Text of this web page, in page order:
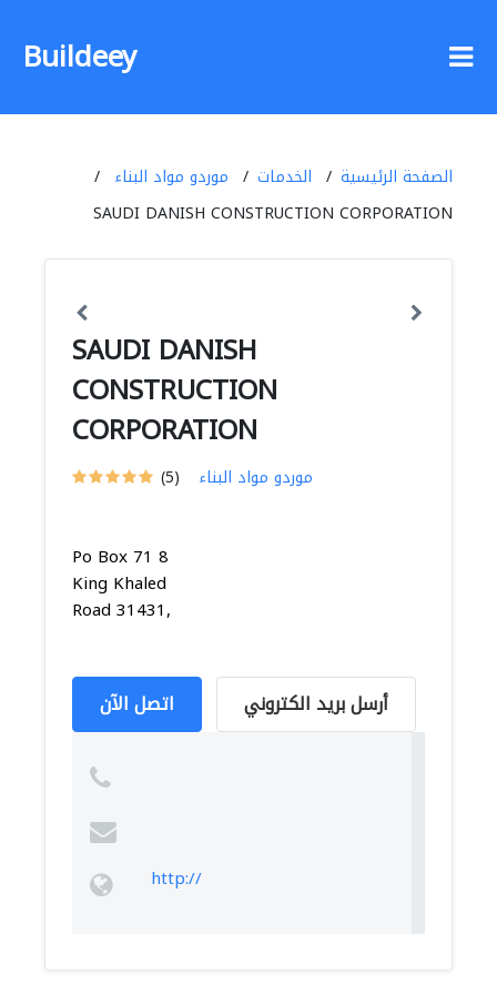
Buildeey
الصفحة الرئيسية الخدمات
موردو مواد البناء
SAUDI DANISH CONSTRUCTION CORPORATION
SAUDI DANISH
CONSTRUCTION
CORPORATION
(5) موردو مواد البناء
Po Box 71 8
King Khaled
Road 31431,
اتصل الآن أرسل بريد الكتروني
http://